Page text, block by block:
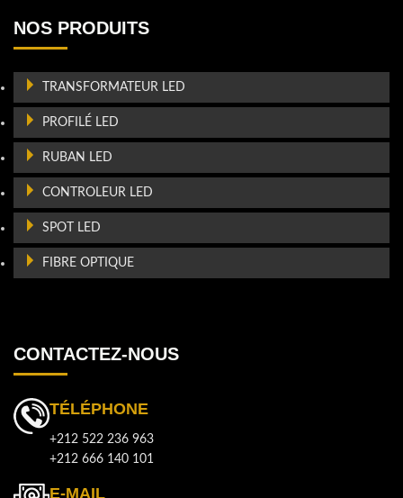
NOS PRODUITS
TRANSFORMATEUR LED
PROFILÉ LED
RUBAN LED
CONTROLEUR LED
SPOT LED
FIBRE OPTIQUE
CONTACTEZ-NOUS
TÉLÉPHONE
+212 522 236 963
+212 666 140 101
E-MAIL